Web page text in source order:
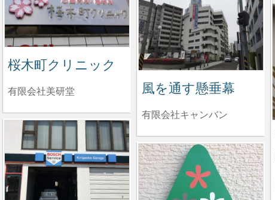
桜木町クリニック
有限会社美研堂 風を通す懸垂幕
有限会社キャンバン